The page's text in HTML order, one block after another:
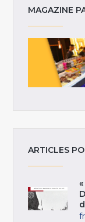
MAGAZINE
ARTICLES